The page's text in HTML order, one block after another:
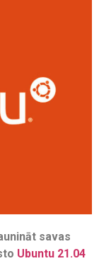
savas
Ubuntu 21.04